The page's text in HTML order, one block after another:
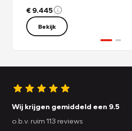
€ 9.445
Bekijk
Wij krijgen gemiddeld een 9.5
o.b.v. ruim 113 reviews